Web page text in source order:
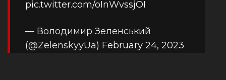
pic.twitter.com/oInWvssjOI
— Володимир Зеленський
(@ZelenskyyUa) February 24, 2023